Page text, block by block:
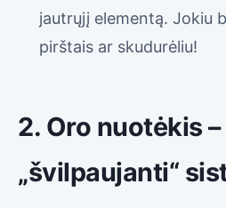
jautrųjį elementą. Jokiu
pirštais ar skudurėliu!
2. Oro nuotėkis –
„švilpaujanti“